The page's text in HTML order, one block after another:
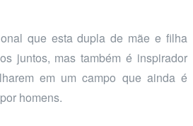
que esta dupla de mãe e filha
juntos, mas também é inspirador
em um campo que ainda é
homens.